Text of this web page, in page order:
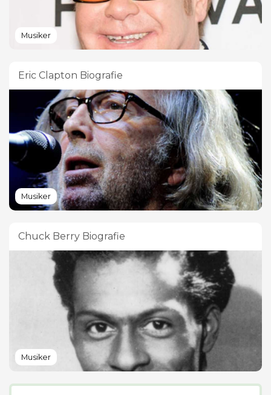
Musiker
Eric Clapton Biografie
Musiker
Chuck Berry Biografie
Musiker